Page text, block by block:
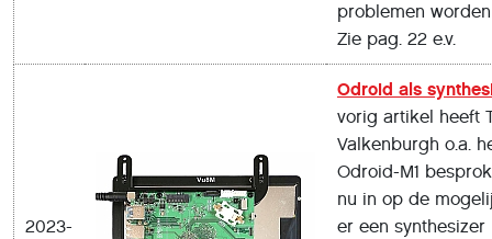
problemen
Zie pag. 22 e.v.
2023-
Odroid als
vorig artikel heeft
Valkenburgh o.a.
Odroid-M1
nu in op de
er een synthesizer